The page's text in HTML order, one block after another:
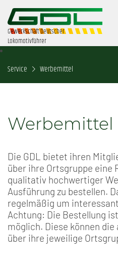
Gewerkschaft Deutscher
Lokomotivführer
Service Werbemittel
Werbemittel
Die GDL bietet ihren
über ihre Ortsgruppe eine
qualitativ hochwertiger
Ausführung zu bestellen.
regelmäßig um
Achtung: Die Bestellung
möglich. Diese können
über ihre jeweilige